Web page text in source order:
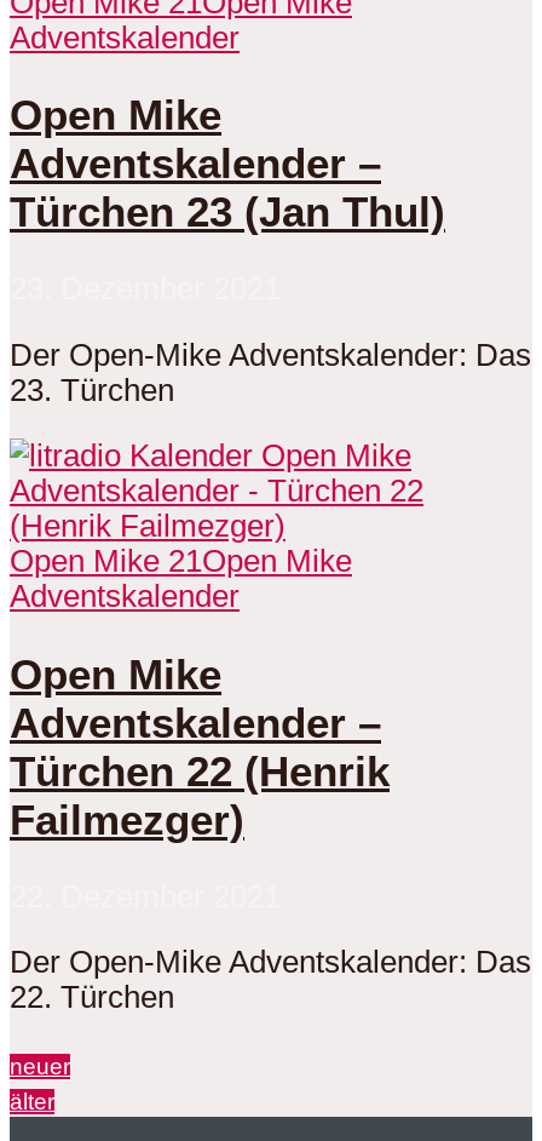
Adventskalender
Open Mike
Adventskalender –
Türchen 23 (Jan Thul)
Der Open-Mike Adventskalender: Das
23. Türchen
Open Mike 21Open Mike
Adventskalender
Open Mike
Adventskalender –
Türchen 22 (Henrik
Failmezger)
Der Open-Mike Adventskalender: Das
22. Türchen
neuer
älter